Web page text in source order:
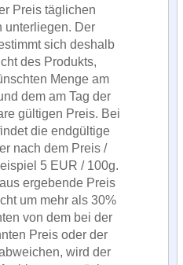
Preis täglichen
unterliegen. Der
sich deshalb
des Produkts,
Menge am
dem am Tag der
gültigen Preis. Bei
die endgültige
nach dem Preis /
5 EUR / 100g.
ergebende Preis
um mehr als 30%
von dem bei der
Preis oder der
wird der